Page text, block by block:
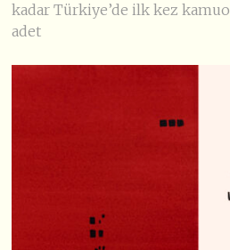
kadar Türkiye’de ilk kez
adet